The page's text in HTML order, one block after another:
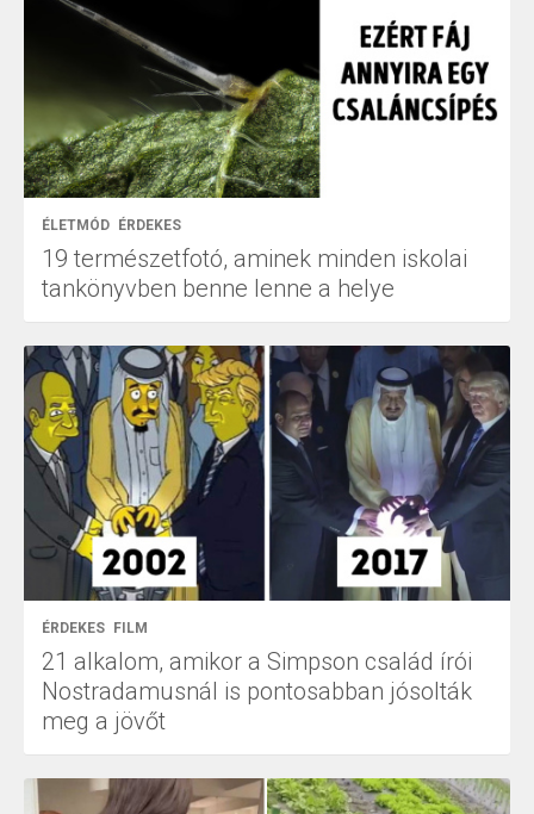
ÉLETMÓD ÉRDEKES
19 természetfotó, aminek minden iskolai
tankönyvben benne lenne a helye
ÉRDEKES FILM
21 alkalom, amikor a Simpson család írói
Nostradamusnál is pontosabban jósolták
meg a jövőt